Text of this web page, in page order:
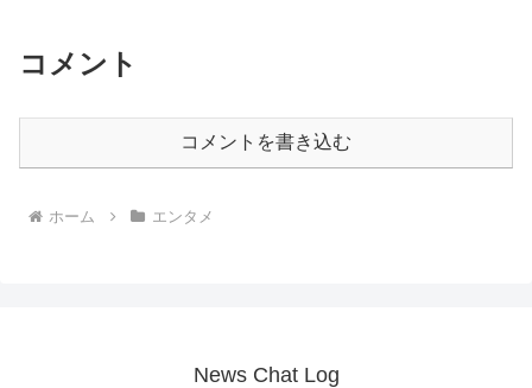
コメント
コメントを書き込む
ホーム エンタメ
News Chat Log